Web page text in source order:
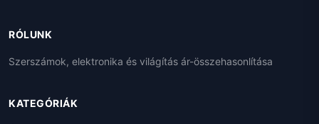
RÓLUNK
Szerszámok, elektronika és világítás ár-összehasonlítása
KATEGÓRIÁK